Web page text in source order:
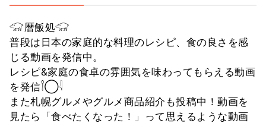
𓃟暦飯処𓃟
普段は日本の家庭的な料理のレシピ、食の良さを感
じる動画を発信中。
レシピ&家庭の食卓の雰囲気を味わってもらえる動画
を発信𓌉◯𓇋
また札幌グルメやグルメ商品紹介も投稿中！動画を
見たら「食べたくなった！」って思えるような動画